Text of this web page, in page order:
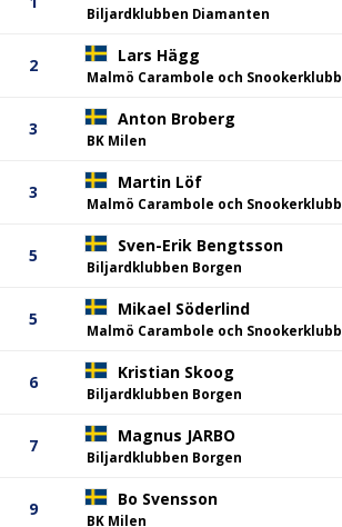
Biljardklubben Diamanten
2 Lars Hägg
Malmö Carambole och Snookerklubb
3 Anton Broberg
BK Milen
3 Martin Löf
Malmö Carambole och Snookerklubb
5 Sven-Erik Bengtsson
Biljardklubben Borgen
5 Mikael Söderlind
Malmö Carambole och Snookerklubb
6 Kristian Skoog
Biljardklubben Borgen
7 Magnus JARBO
Biljardklubben Borgen
9 Bo Svensson
BK Milen